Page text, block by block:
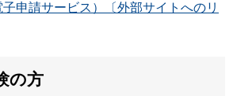
申請サービス）〔外部サイトへのリ
の方